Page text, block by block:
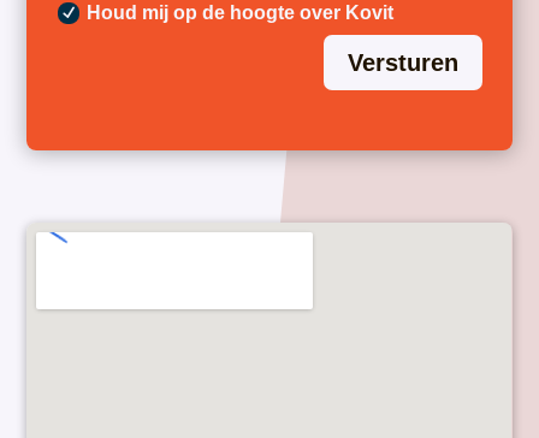
Houd mij op de hoogte over Kovit
Versturen